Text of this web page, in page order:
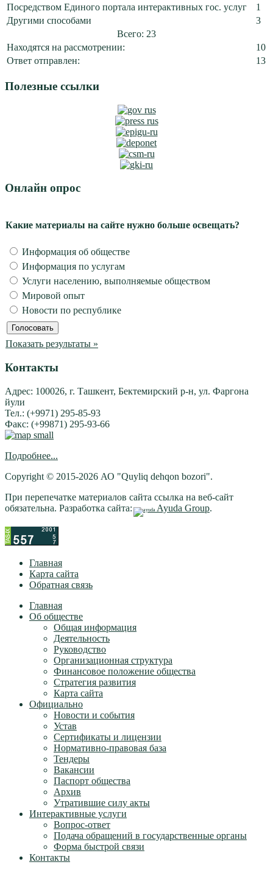
Посредством Единого портала интерактивных гос. услуг
1
Другими способами
3
Всего: 23
Находятся на рассмотрении:
10
Ответ отправлен:
13
Полезные ссылки
Онлайн опрос
Какие материалы на сайте нужно больше освещать?
Информация об обществе
Информация по услугам
Услуги населению, выполняемые обществом
Мировой опыт
Новости по республике
Показать результаты »
Контакты
Адрес: 100026, г. Ташкент, Бектемирский р-н, ул. Фаргона
йули
Тел.: (+9971) 295-85-93
Факс: (+99871) 295-93-66
Подробнее...
Copyright © 2015-2026 АО "Quyliq dehqon bozori".
При перепечатке материалов сайта ссылка на веб-сайт
обязательна. Разработка сайта:
Ayuda Group.
Главная
Карта сайта
Обратная связь
Главная
Об обществе
Общая информация
Деятельность
Руководство
Организационная структура
Финансовое положение общества
Стратегия развития
Карта сайта
Официально
Новости и события
Устав
Сертификаты и лицензии
Нормативно-правовая база
Тендеры
Вакансии
Паспорт общества
Архив
Утратившие силу акты
Интерактивные услуги
Вопрос-ответ
Подача обращений в государственные органы
Форма быстрой связи
Контакты